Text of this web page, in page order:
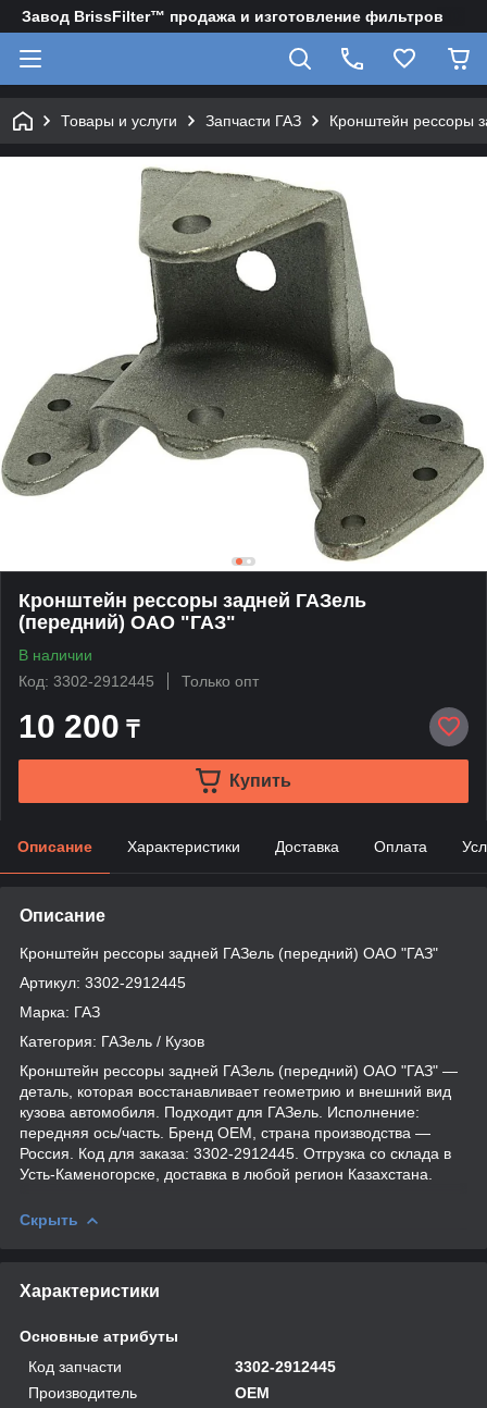
Завод BrissFilter™ продажа и изготовление фильтров
Товары и услуги Запчасти ГАЗ Кронштейн рессоры
Кронштейн рессоры задней ГАЗель
(передний) ОАО "ГАЗ"
В наличии
Код: 3302-2912445
Только опт
10 200 ₸
Купить
Описание Характеристики Доставка Оплата
Описание
Кронштейн рессоры задней ГАЗель (передний) ОАО "ГАЗ"
Артикул: 3302-2912445
Марка: ГАЗ
Категория: ГАЗель / Кузов
Кронштейн рессоры задней ГАЗель (передний) ОАО "ГАЗ" —
деталь, которая восстанавливает геометрию и внешний вид
кузова автомобиля. Подходит для ГАЗель. Исполнение:
передняя ось/часть. Бренд OEM, страна производства —
Россия. Код для заказа: 3302-2912445. Отгрузка со склада в
Усть-Каменогорске, доставка в любой регион Казахстана.
Скрыть
Характеристики
Основные атрибуты
Код запчасти
3302-2912445
Производитель
OEM